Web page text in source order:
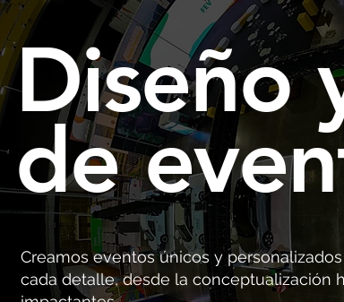
Diseño
de
Creamos eventos únicos y
cada detalle, desde la conceptualización